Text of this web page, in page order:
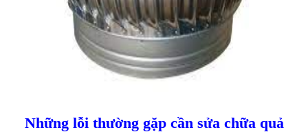
Những lỗi thường gặp cần sửa chữa quả